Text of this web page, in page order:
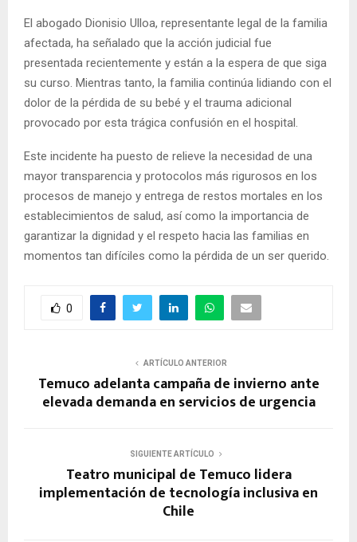
El abogado Dionisio Ulloa, representante legal de la familia
afectada, ha señalado que la acción judicial fue
presentada recientemente y están a la espera de que siga
su curso. Mientras tanto, la familia continúa lidiando con el
dolor de la pérdida de su bebé y el trauma adicional
provocado por esta trágica confusión en el hospital.
Este incidente ha puesto de relieve la necesidad de una
mayor transparencia y protocolos más rigurosos en los
procesos de manejo y entrega de restos mortales en los
establecimientos de salud, así como la importancia de
garantizar la dignidad y el respeto hacia las familias en
momentos tan difíciles como la pérdida de un ser querido.
0
ARTÍCULO ANTERIOR
Temuco adelanta campaña de invierno ante
elevada demanda en servicios de urgencia
SIGUIENTE ARTÍCULO
Teatro municipal de Temuco lidera
implementación de tecnología inclusiva en
Chile